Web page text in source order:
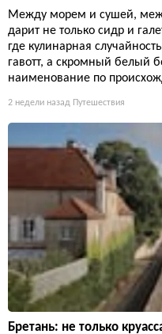
Между морем и сушей,
дарит не только сидр и
где кулинарная
гавотт, а скромный белый
наименование по
2 недели назад Путешествия
Бретань: не только